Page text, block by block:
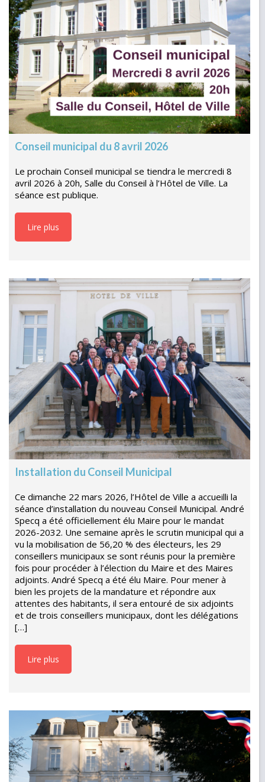
Conseil municipal du 8 avril 2026
Le prochain Conseil municipal se tiendra le mercredi 8
avril 2026 à 20h, Salle du Conseil à l’Hôtel de Ville. La
séance est publique.
Lire plus
Installation du Conseil Municipal
Ce dimanche 22 mars 2026, l’Hôtel de Ville a accueilli la
séance d’installation du nouveau Conseil Municipal. André
Specq a été officiellement élu Maire pour le mandat
2026-2032. Une semaine après le scrutin municipal qui a
vu la mobilisation de 56,20 % des électeurs, les 29
conseillers municipaux se sont réunis pour la première
fois pour procéder à l’élection du Maire et des Maires
adjoints. André Specq a été élu Maire. Pour mener à
bien les projets de la mandature et répondre aux
attentes des habitants, il sera entouré de six adjoints
et de trois conseillers municipaux, dont les délégations
[…]
Lire plus